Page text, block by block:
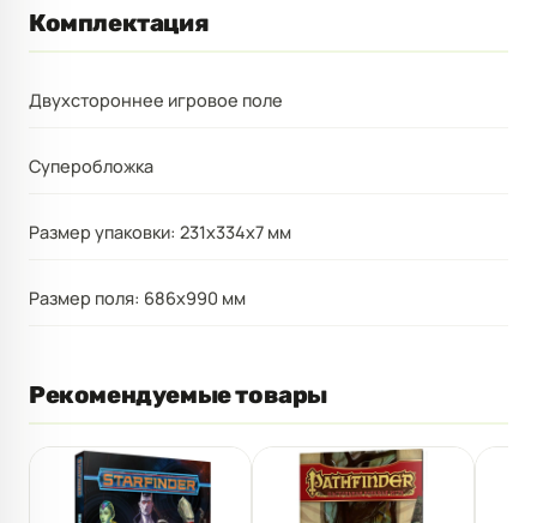
Комплектация
Двухстороннее игровое поле
Суперобложка
Размер упаковки: 231x334x7 мм
Размер поля: 686x990 мм
Рекомендуемые товары